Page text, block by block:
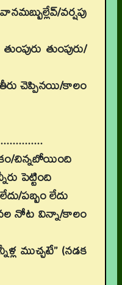
వర్షపు
కాలం
లేదు
కాలం
(నడక